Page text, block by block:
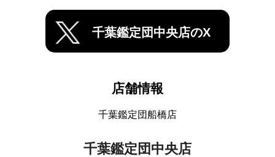
千葉鑑定団中央店のX
店舗情報
千葉鑑定団船橋店
千葉鑑定団中央店